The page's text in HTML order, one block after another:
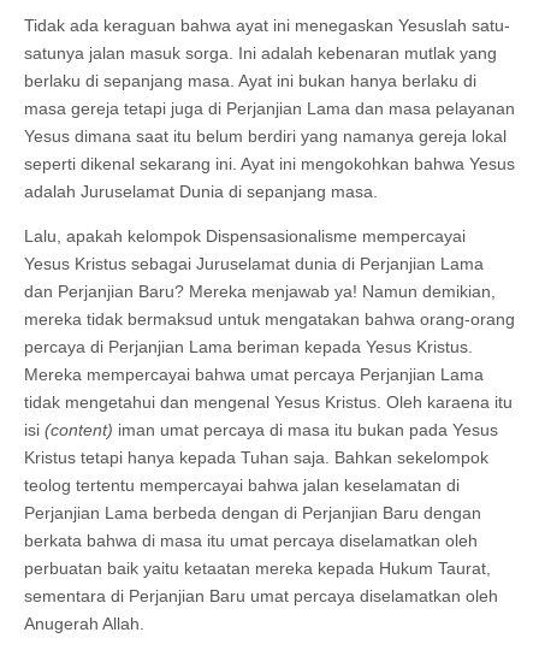
Tidak ada keraguan bahwa ayat ini menegaskan Yesuslah satu-
satunya jalan masuk sorga. Ini adalah kebenaran mutlak yang
berlaku di sepanjang masa. Ayat ini bukan hanya berlaku di
masa gereja tetapi juga di Perjanjian Lama dan masa pelayanan
Yesus dimana saat itu belum berdiri yang namanya gereja lokal
seperti dikenal sekarang ini. Ayat ini mengokohkan bahwa Yesus
adalah Juruselamat Dunia di sepanjang masa.
Lalu, apakah kelompok Dispensasionalisme mempercayai
Yesus Kristus sebagai Juruselamat dunia di Perjanjian Lama
dan Perjanjian Baru? Mereka menjawab ya! Namun demikian,
mereka tidak bermaksud untuk mengatakan bahwa orang-orang
percaya di Perjanjian Lama beriman kepada Yesus Kristus.
Mereka mempercayai bahwa umat percaya Perjanjian Lama
tidak mengetahui dan mengenal Yesus Kristus. Oleh karaena itu
isi (content) iman umat percaya di masa itu bukan pada Yesus
Kristus tetapi hanya kepada Tuhan saja. Bahkan sekelompok
teolog tertentu mempercayai bahwa jalan keselamatan di
Perjanjian Lama berbeda dengan di Perjanjian Baru dengan
berkata bahwa di masa itu umat percaya diselamatkan oleh
perbuatan baik yaitu ketaatan mereka kepada Hukum Taurat,
sementara di Perjanjian Baru umat percaya diselamatkan oleh
Anugerah Allah.